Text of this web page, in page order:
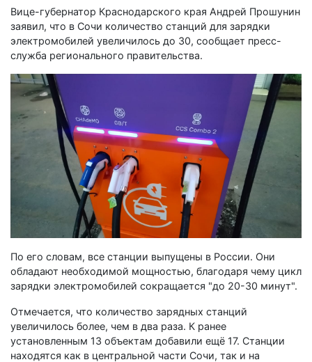
Вице-губернатор Краснодарского края Андрей Прошунин
заявил, что в Сочи количество станций для зарядки
электромобилей увеличилось до 30, сообщает пресс-
служба регионального правительства.
По его словам, все станции выпущены в России. Они
обладают необходимой мощностью, благодаря чему цикл
зарядки электромобилей сокращается "до 20-30 минут".
Отмечается, что количество зарядных станций
увеличилось более, чем в два раза. К ранее
установленным 13 объектам добавили ещё 17. Станции
находятся как в центральной части Сочи, так и на